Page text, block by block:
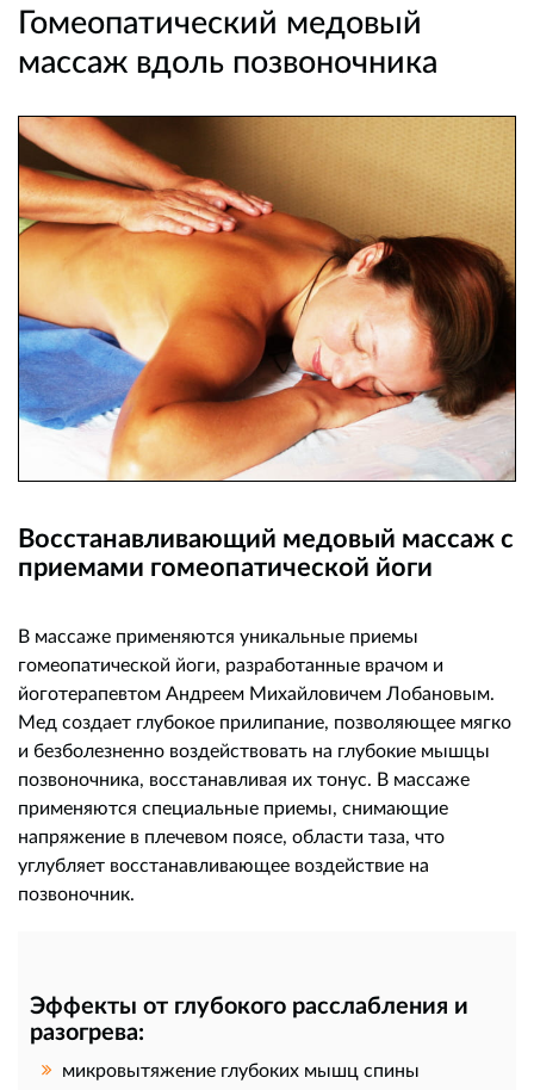
Гомеопатический медовый
массаж вдоль позвоночника
Восстанавливающий медовый массаж с
приемами гомеопатической йоги
В массаже применяются уникальные приемы
гомеопатической йоги, разработанные врачом и
йоготерапевтом Андреем Михайловичем Лобановым.
Мед создает глубокое прилипание, позволяющее мягко
и безболезненно воздействовать на глубокие мышцы
позвоночника, восстанавливая их тонус. В массаже
применяются специальные приемы, снимающие
напряжение в плечевом поясе, области таза, что
углубляет восстанавливающее воздействие на
позвоночник.
Эффекты от глубокого расслабления и
разогрева:
микровытяжение глубоких мышц спины